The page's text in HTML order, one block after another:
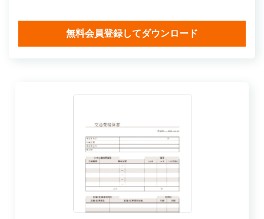
無料会員登録してダウンロード